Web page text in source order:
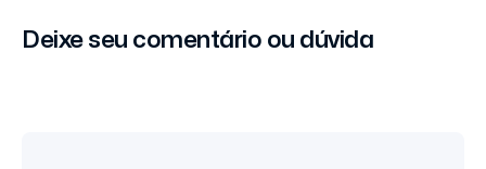
Deixe seu comentário ou dúvida